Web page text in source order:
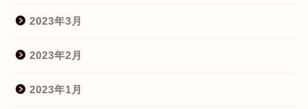
2023年3月
2023年2月
2023年1月